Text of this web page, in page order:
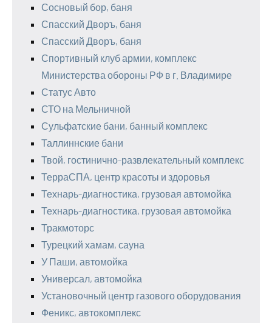
Сосновый бор, баня
Спасский Дворъ, баня
Спасский Дворъ, баня
Спортивный клуб армии, комплекс
Министерства обороны РФ в г. Владимире
Статус Авто
СТО на Мельничной
Сульфатские бани, банный комплекс
Таллиннские бани
Твой, гостинично-развлекательный комплекс
ТерраСПА, центр красоты и здоровья
Технарь-диагностика, грузовая автомойка
Технарь-диагностика, грузовая автомойка
Тракмоторс
Турецкий хамам, сауна
У Паши, автомойка
Универсал, автомойка
Установочный центр газового оборудования
Феникс, автокомплекс